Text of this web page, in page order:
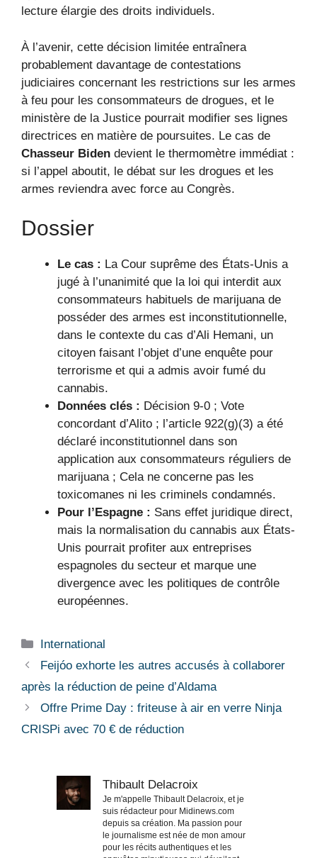
lecture élargie des droits individuels.
À l’avenir, cette décision limitée entraînera
probablement davantage de contestations
judiciaires concernant les restrictions sur les armes
à feu pour les consommateurs de drogues, et le
ministère de la Justice pourrait modifier ses lignes
directrices en matière de poursuites. Le cas de
Chasseur Biden devient le thermomètre immédiat :
si l’appel aboutit, le débat sur les drogues et les
armes reviendra avec force au Congrès.
Dossier
Le cas : La Cour suprême des États-Unis a
jugé à l’unanimité que la loi qui interdit aux
consommateurs habituels de marijuana de
posséder des armes est inconstitutionnelle,
dans le contexte du cas d’Ali Hemani, un
citoyen faisant l’objet d’une enquête pour
terrorisme et qui a admis avoir fumé du
cannabis.
Données clés : Décision 9-0 ; Vote
concordant d’Alito ; l’article 922(g)(3) a été
déclaré inconstitutionnel dans son
application aux consommateurs réguliers de
marijuana ; Cela ne concerne pas les
toxicomanes ni les criminels condamnés.
Pour l’Espagne : Sans effet juridique direct,
mais la normalisation du cannabis aux États-
Unis pourrait profiter aux entreprises
espagnoles du secteur et marque une
divergence avec les politiques de contrôle
européennes.
Catégories
International
Feijóo exhorte les autres accusés à collaborer
après la réduction de peine d’Aldama
Offre Prime Day : friteuse à air en verre Ninja
CRISPi avec 70 € de réduction
Thibault Delacroix
Je m'appelle Thibault Delacroix, et je
suis rédacteur pour Midinews.com
depuis sa création. Ma passion pour
le journalisme est née de mon amour
pour les récits authentiques et les